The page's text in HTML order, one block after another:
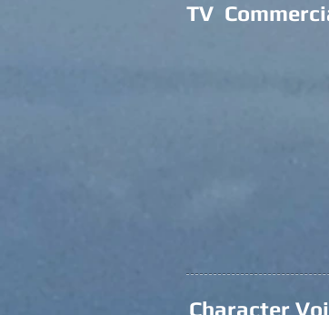
TV
Character